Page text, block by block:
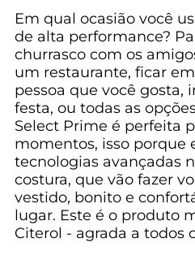
Em qual ocasião você
de alta performance?
churrasco com os
um restaurante, ficar
pessoa que você gosta,
festa, ou todas as
Select Prime é perfeita
momentos, isso porque
tecnologias avançadas
costura, que vão fazer
vestido, bonito e
lugar. Este é o produto
Citerol - agrada a todos